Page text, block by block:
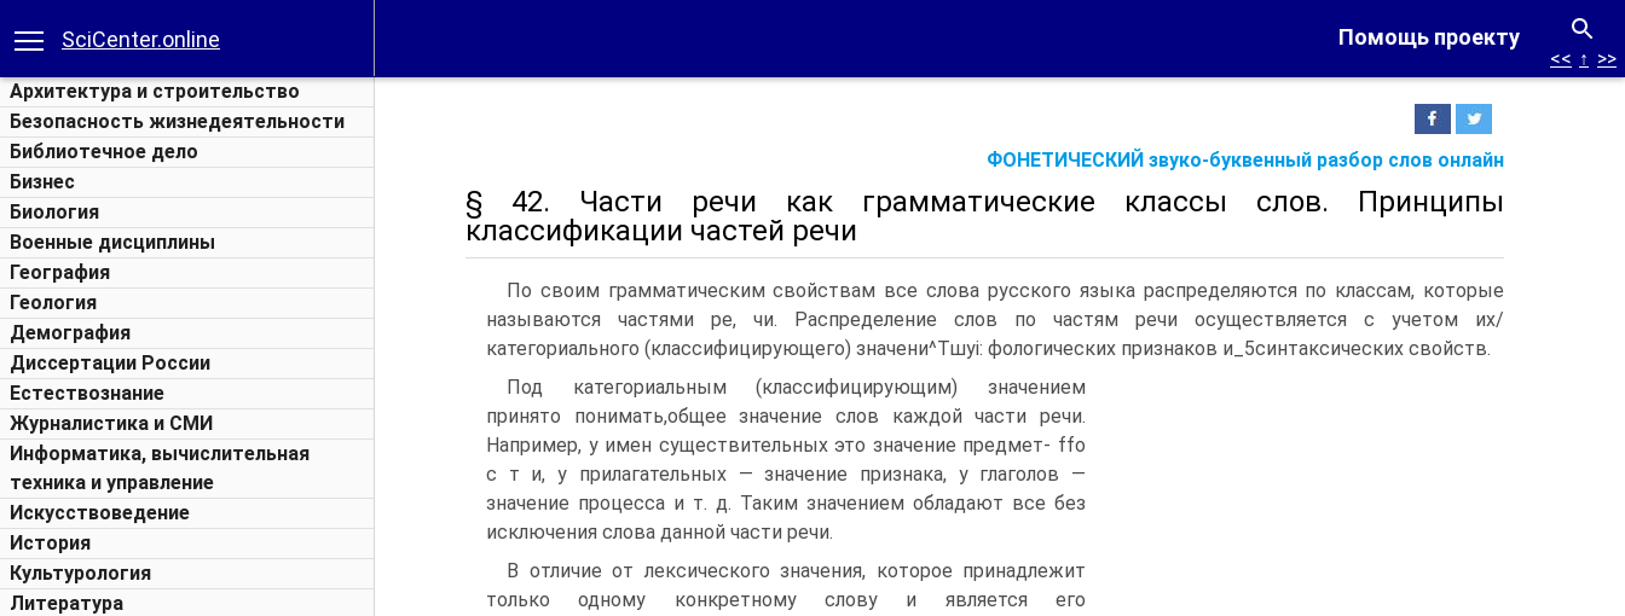
Помощь проекту
SciCenter.online
Архитектура и строительство
Безопасность жизнедеятельности
Библиотечное дело
Бизнес
Биология
Военные дисциплины
География
Геология
Демография
Диссертации России
Естествознание
Журналистика и СМИ
Информатика, вычислительная
техника и управление
Искусствоведение
История
Культурология
Литература
ФОНЕТИЧЕСКИЙ звуко-буквенный разбор слов онлайн
<< ↑ >>
§ 42. Части речи как грамматические классы слов. Принципы
классификации частей речи
По своим грамматическим свойствам все слова русского языка распределяются по классам, которые
называются частями ре, чи. Распределение слов по частям речи осуществляется с учетом их/
категориального (классифицирующего) значени^Тшуі: фологических признаков и_5синтаксических свойств.
Под категориальным (классифицирующим) значением
принято понимать,общее значение слов каждой части речи.
Например, у имен существительных это значение предмет- ffo
с т и, у прилагательных — значение признака, у глаголов —
значение процесса и т. д. Таким значением обладают все без
исключения слова данной части речи.
В отличие от лексического значения, которое принадлежит
только одному конкретному слову и является его